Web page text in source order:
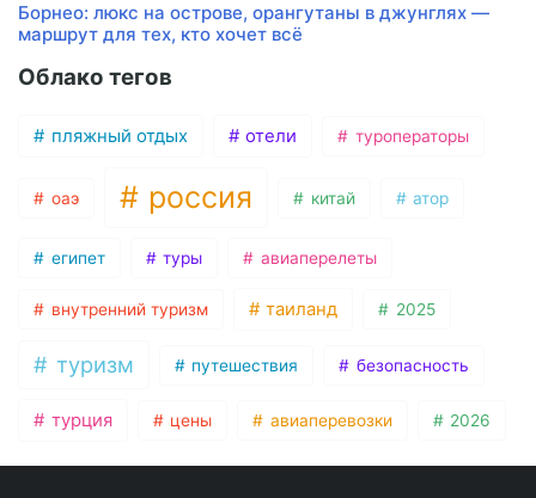
Борнео: люкс на острове, орангутаны в джунглях —
маршрут для тех, кто хочет всё
Облако тегов
пляжный отдых отели туроператоры
оаэ россия китай атор
египет туры авиаперелеты
внутренний туризм таиланд 2025
туризм путешествия безопасность
турция цены авиаперевозки 2026